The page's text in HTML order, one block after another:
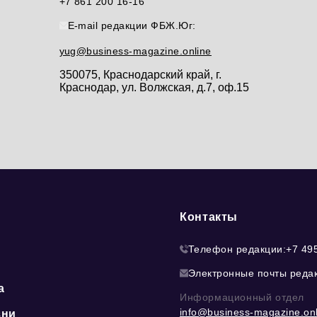
E-mail редакции ФБЖ.Юг:
yug@business-magazine.online
350075, Краснодарский край, г.
Краснодар, ул. Волжская, д.7, оф.15
Контакты
Телефон редакции:+7
Электронные почты
Информационный отдел
info@business-